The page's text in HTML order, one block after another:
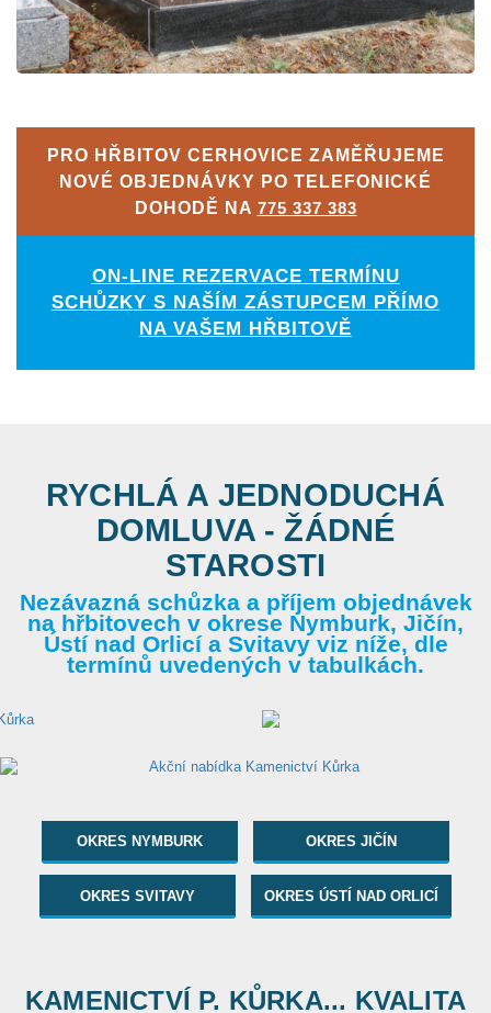
PRO HŘBITOV CERHOVICE ZAMĚŘUJEME
NOVÉ OBJEDNÁVKY PO TELEFONICKÉ
DOHODĚ NA 775 337 383
ON-LINE REZERVACE TERMÍNU
SCHŮZKY S NAŠÍM ZÁSTUPCEM PŘÍMO
NA VAŠEM HŘBITOVĚ
RYCHLÁ A JEDNODUCHÁ
DOMLUVA - ŽÁDNÉ
STAROSTI
Nezávazná schůzka a příjem objednávek
na hřbitovech v okrese Nymburk, Jičín,
Ústí nad Orlicí a Svitavy viz níže, dle
termínů uvedených v tabulkách.
OKRES NYMBURK OKRES JIČÍN
OKRES SVITAVY OKRES ÚSTÍ NAD ORLICÍ
KAMENICTVÍ P. KŮRKA... KVALITA